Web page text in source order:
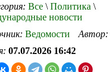
Все \ Политика \
новости
Ведомости Автор:
07.07.2026 16:42